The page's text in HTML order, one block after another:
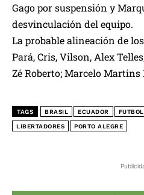
Gago por suspensión y
desvinculación del equipo.
La probable alineación de
Pará, Cris, Vilson, Alex
Zé Roberto; Marcelo
TAGS BRASIL ECUADOR FUTBOL
LIBERTADORES PORTO ALEGRE